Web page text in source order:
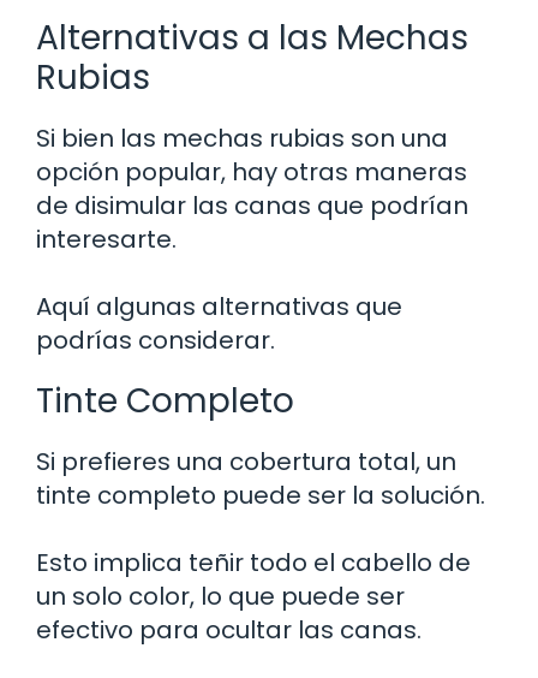
Alternativas a las Mechas
Rubias
Si bien las mechas rubias son una
opción popular, hay otras maneras
de disimular las canas que podrían
interesarte.
Aquí algunas alternativas que
podrías considerar.
Tinte Completo
Si prefieres una cobertura total, un
tinte completo puede ser la solución.
Esto implica teñir todo el cabello de
un solo color, lo que puede ser
efectivo para ocultar las canas.